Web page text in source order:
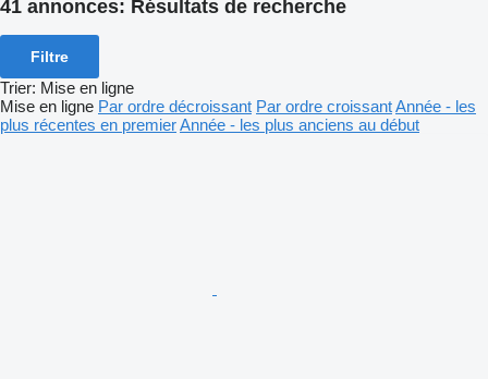
41 annonces: Résultats de recherche
Filtre
Trier: Mise en ligne
Mise en ligne Par ordre décroissant Par ordre croissantAnnée - les
plus récentes en premierAnnée - les plus anciens au début